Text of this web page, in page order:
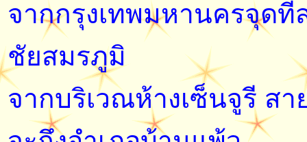
จากกรุงเทพมหานครจุด
ชัยสมรภูมิ
จากบริเวณห้างเซ็นจูรี ส